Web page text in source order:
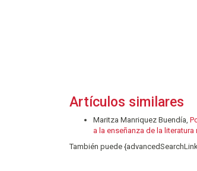
Artículos similares
Maritza Manriquez Buendía,
a la enseñanza de la
También puede